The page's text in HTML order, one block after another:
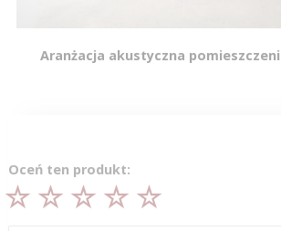
Aranżacja akustyczna
Oceń ten produkt: